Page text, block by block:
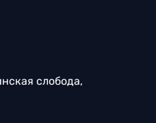
слобода,